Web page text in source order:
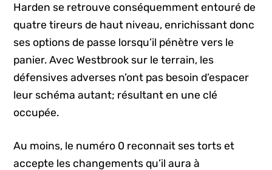
Harden se retrouve conséquemment entouré de
quatre tireurs de haut niveau, enrichissant donc
ses options de passe lorsqu’il pénètre vers le
panier. Avec Westbrook sur le terrain, les
défensives adverses n’ont pas besoin d’espacer
leur schéma autant; résultant en une clé
occupée.
Au moins, le numéro 0 reconnait ses torts et
accepte les changements qu’il aura à